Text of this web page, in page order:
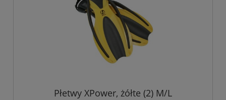
Płetwy XPower, żółte (2) M/L